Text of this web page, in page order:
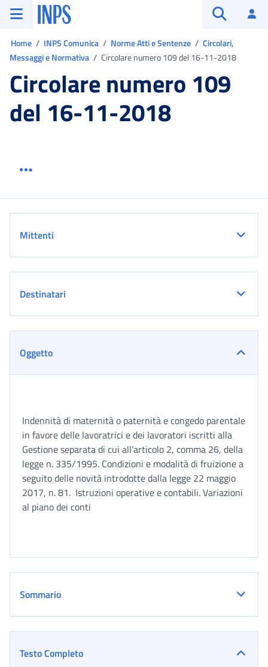
Vai al menu principale
Vai al contenuto principale
Vai al pie' di pagina
INPS ()
Home INPS Comunica Norme Atti e Sentenze
Circolari,
Messaggi e Normativa
Circolare numero 109 del 16-11-2018
Circolare numero 109
del 16-11-2018
Mittenti
Destinatari
Oggetto
Indennità di maternità o paternità e congedo parentale
in favore delle lavoratrici e dei lavoratori iscritti alla
Gestione separata di cui all’articolo 2, comma 26, della
legge n. 335/1995. Condizioni e modalità di fruizione a
seguito delle novità introdotte dalla legge 22 maggio
2017, n. 81. Istruzioni operative e contabili. Variazioni
al piano dei conti
Sommario
Testo Completo